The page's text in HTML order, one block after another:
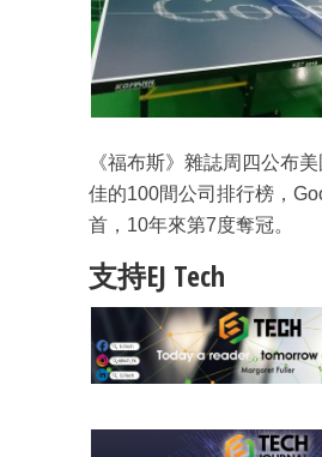
《福布斯》雜誌周四公布
佳的100間公司排行榜，
首，10年來第7度奪冠。
支持EJ Tech